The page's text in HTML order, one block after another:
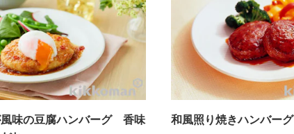
風味の豆腐ハンバーグ 香味
和風照り焼きハンバーグ